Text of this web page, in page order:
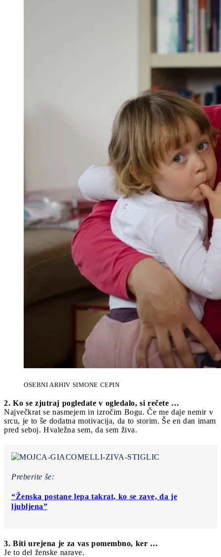
OSEBNI ARHIV SIMONE CEPIN
2. Ko se zjutraj pogledate v ogledalo, si rečete …
Največkrat se nasmejem in izročim Bogu. Če me daje nemir v
srcu, je to še dodatna motivacija, da to storim. Še en dan imam
pred seboj. Hvaležna sem, da sem živa.
Preberite še:
“Ženska postane lepa takrat, ko se zave, da je
ljubljena”
3. Biti urejena je za vas pomembno, ker …
Je to del ženske narave.